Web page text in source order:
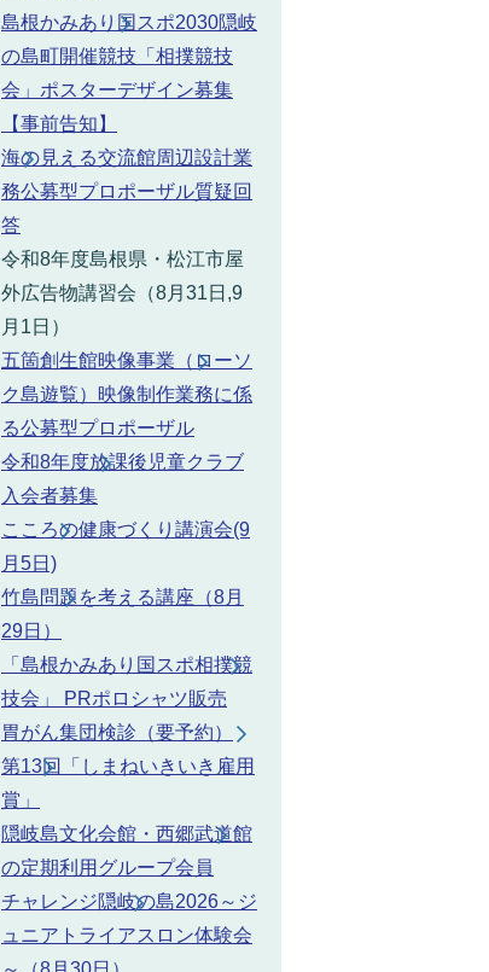
島根かみあり国スポ2030隠岐
の島町開催競技「相撲競技
会」ポスターデザイン募集
【事前告知】
海の見える交流館周辺設計業
務公募型プロポーザル質疑回
答
令和8年度島根県・松江市屋
外広告物講習会（8月31日,9
月1日）
五箇創生館映像事業（ローソ
ク島遊覧）映像制作業務に係
る公募型プロポーザル
令和8年度放課後児童クラブ
入会者募集
こころの健康づくり講演会(9
月5日)
竹島問題を考える講座（8月
29日）
「島根かみあり国スポ相撲競
技会」 PRポロシャツ販売
胃がん集団検診（要予約）
第13回「しまねいきいき雇用
賞」
隠岐島文化会館・西郷武道館
の定期利用グループ会員
チャレンジ隠岐の島2026～ジ
ュニアトライアスロン体験会